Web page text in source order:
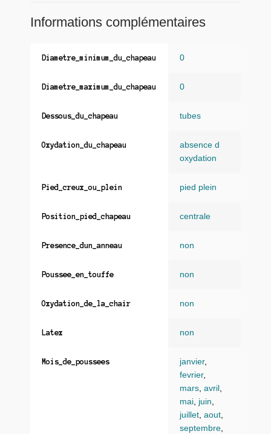
Informations complémentaires
Diametre_minimum_du_chapeau 0
Diametre_maximum_du_chapeau 0
Dessous_du_chapeau tubes
Oxydation_du_chapeau
absence d
oxydation
Pied_creux_ou_plein pied plein
Position_pied_chapeau centrale
Presence_dun_anneau non
Poussee_en_touffe non
Oxydation_de_la_chair non
Latex non
Mois_de_poussees janvier,
fevrier,
mars, avril ,
mai, juin,
juillet, aout,
septembre,